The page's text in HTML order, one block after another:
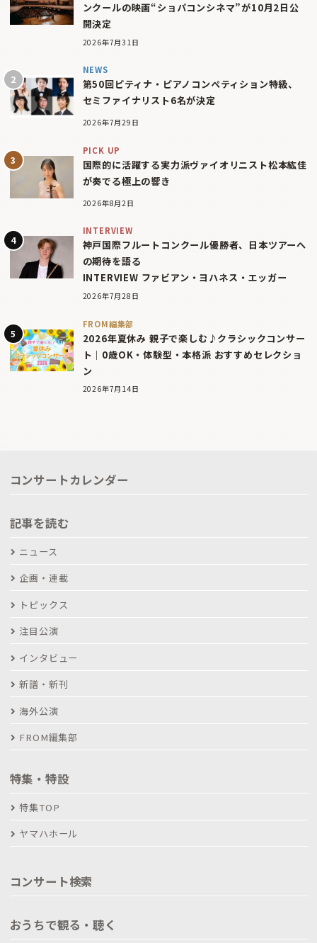
ンクールの映画“ショパコンシネマ”が10月2日公
開決定
2026年7月31日
NEWS
第50回ピティナ・ピアノコンペティション特級、
セミファイナリスト6名が決定
2026年7月29日
PICK UP
国際的に活躍する実力派ヴァイオリニスト松本紘佳
が奏でる極上の響き
2026年8月2日
INTERVIEW
神戸国際フルートコンクール優勝者、日本ツアーへ
の期待を語る
INTERVIEW ファビアン・ヨハネス・エッガー
2026年7月28日
FROM編集部
2026年夏休み 親子で楽しむ♪クラシックコンサー
ト｜0歳OK・体験型・本格派 おすすめセレクショ
ン
2026年7月14日
コンサートカレンダー
記事を読む
ニュース
企画・連載
トピックス
注目公演
インタビュー
新譜・新刊
海外公演
FROM編集部
特集・特設
特集TOP
ヤマハホール
コンサート検索
おうちで観る・聴く